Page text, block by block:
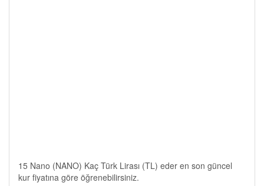
15 Nano (NANO) Kaç Türk Lirası (TL) eder en son güncel
kur fiyatına göre öğrenebilirsiniz.